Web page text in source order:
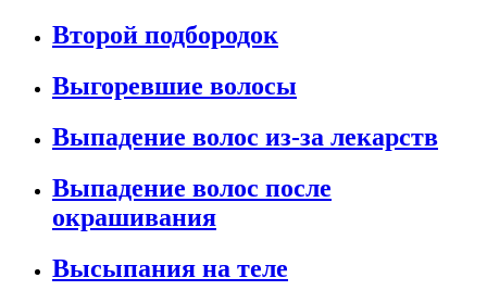
Второй подбородок
Выгоревшие волосы
Выпадение волос из-за лекарств
Выпадение волос после
окрашивания
Высыпания на теле